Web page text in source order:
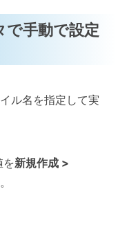
で手動で設定
ル名を指定して実
を新規作成 >